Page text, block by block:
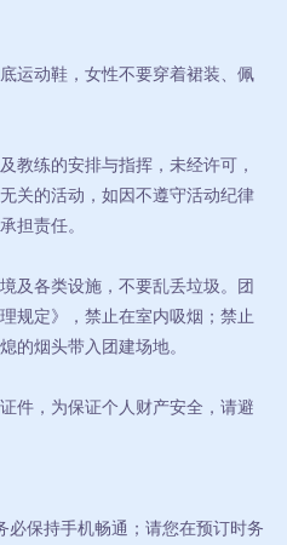
运动鞋，女性不要穿着裙装、佩
教练的安排与指挥，未经许可，
关的活动，如因不遵守活动纪律
担责任。
及各类设施，不要乱丢垃圾。团
规定》，禁止在室内吸烟；禁止
的烟头带入团建场地。
件，为保证个人财产安全，请避
保持手机畅通；请您在预订时务